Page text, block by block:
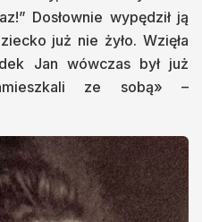
Dosłownie wypędził ją
już nie żyło. Wzięła
Jan wówczas był już
ze sobą» –